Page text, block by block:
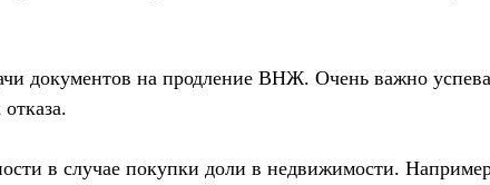
документов на продление ВНЖ. Очень важно
в случае покупки доли в недвижимости.